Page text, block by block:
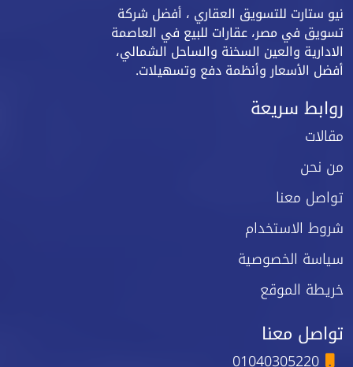
نيو ستارت للتسويق العقاري ، أفضل شركة
تسويق في مصر، عقارات للبيع في العاصمة
الادارية والعين السخنة والساحل الشمالي،
أفضل الأسعار وأنظمة دفع وتسهيلات.
روابط سريعة
مقالات
من نحن
تواصل معنا
شروط الاستخدام
سياسة الخصوصية
خريطة الموقع
تواصل معنا
01040305220